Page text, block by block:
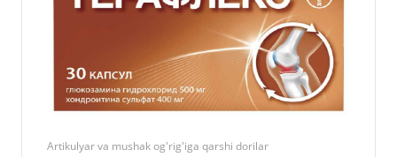
Artikulyar va mushak og'rig'iga qarshi dorilar